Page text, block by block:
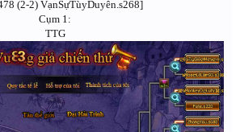
(2-2) VạnSựTùyDuyên.s268]
Cụm 1:
TTG